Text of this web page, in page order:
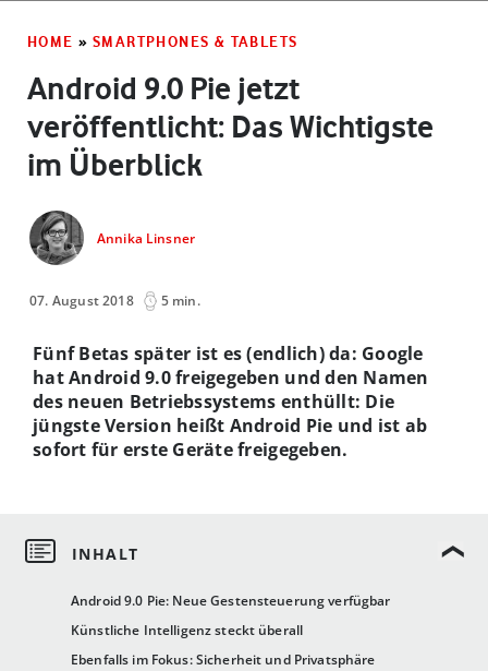
HOME » SMARTPHONES & TABLETS
Android 9.0 Pie jetzt
veröffentlicht: Das Wichtigste
im Überblick
Annika Linsner
07. August 2018 5 min.
Android 9.0 Pie: Neue Gestensteuerung verfügbar
Künstliche Intelligenz steckt überall
Ebenfalls im Fokus: Sicherheit und Privatsphäre
Fünf Betas später ist es (endlich) da: Google
hat Android 9.0 freigegeben und den Namen
des neuen Betriebssystems enthüllt: Die
jüngste Version heißt Android Pie und ist ab
sofort für erste Geräte freigegeben.